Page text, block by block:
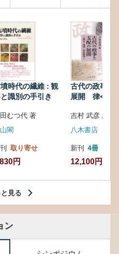
時代の繊維 : 観
識別の手引き
むつ代 著
閣
取り寄せ
円
古代の政事と
展開 律令・
吉村 武彦 編集
八木書店
新刊 4冊
12,100円
見る
ン